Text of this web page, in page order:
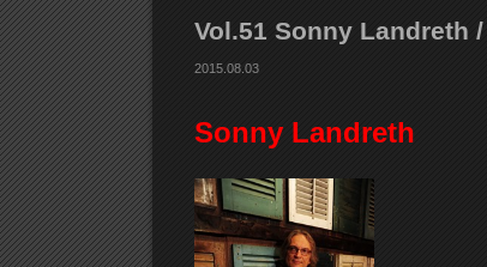
Vol.51 Sonny Landreth
2015.08.03
Sonny Landreth